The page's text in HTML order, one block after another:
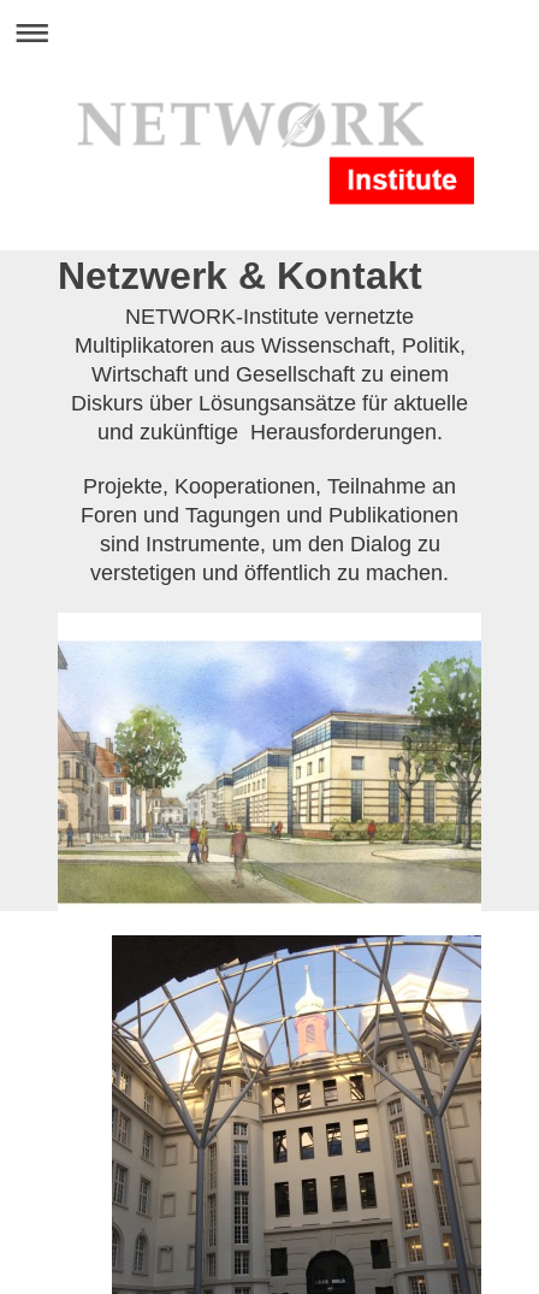
Netzwerk & Kontakt
NETWORK-Institute vernetzte
Multiplikatoren aus Wissenschaft, Politik,
Wirtschaft und Gesellschaft zu einem
Diskurs über Lösungsansätze für aktuelle
und zukünftige Herausforderungen.
Projekte, Kooperationen, Teilnahme an
Foren und Tagungen und Publikationen
sind Instrumente, um den Dialog zu
verstetigen und öffentlich zu machen.